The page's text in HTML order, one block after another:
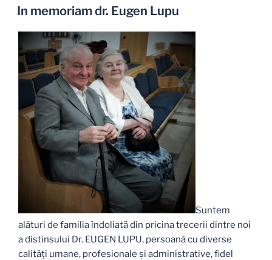
PE
In memoriam dr. Eugen Lupu
Suntem
alături de familia îndoliată din pricina trecerii dintre noi
a distinsului Dr. EUGEN LUPU, persoană cu diverse
calităţi umane, profesionale şi administrative, fidel